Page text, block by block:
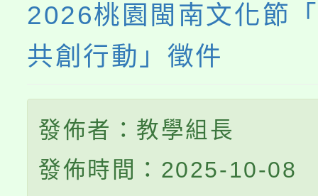
2026桃園閩南文化節
共創行動」徵件
發佈者：教學組長
發佈時間：2025-10-08